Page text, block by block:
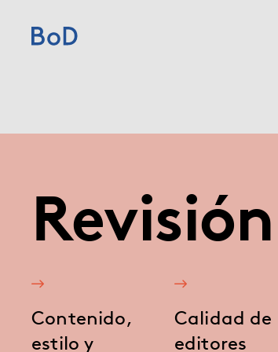
Precios
Quiénes somos
Blog
Contenido,
estilo y
Calidad de
editores